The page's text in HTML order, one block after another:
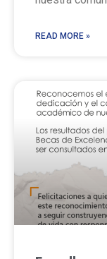
READ MORE »